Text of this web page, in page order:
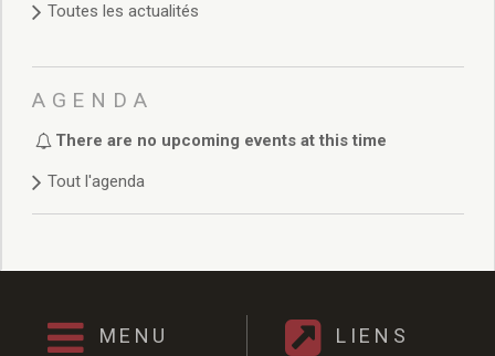
Délibérations 2025
Délibérations 2022
Délibérations 2021
Délibérations 2020
Délibérations 2019
Délibérations 2018
Délibérations 2014
Délibérations 2013
Toutes les actualités
AGENDA
There are no upcoming events at this time
Tout l'agenda
MENU LIENS